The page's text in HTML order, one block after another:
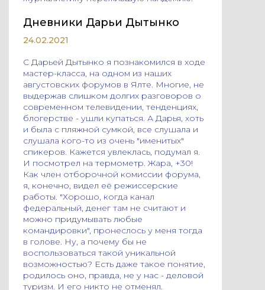
Дневники Дарьи Дытынко
24.02.2021
С Дарьей Дытынко я познакомился в ходе
мастер-класса, на одном из наших
августовских форумов в Ялте. Многие, не
выдержав слишком долгих разговоров о
современном телевидении, тенденциях,
блогерстве - ушли купаться. А Дарья, хоть
и была с пляжной сумкой, все слушала и
слушала кого-то из очень "именитых"
спикеров. Кажется увлеклась, подумал я.
И посмотрел на термометр. Жара, +30!
Как член отборочной комиссии форума,
я, конечно, видел её режиссерские
работы. "Хорошо, когда канал
федеральный, денег там не считают и
можно придумывать любые
командировки", пронеслось у меня тогда
в голове. Ну, а почему бы не
воспользоваться такой уникальной
возможностью? Есть даже такое понятие,
родилось оно, правда, не у нас - деловой
туризм. И его никто не отменял.